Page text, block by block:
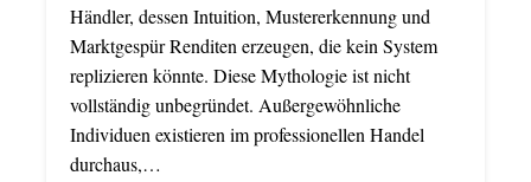
Händler, dessen Intuition, Mustererkennung und
Marktgespür Renditen erzeugen, die kein System
replizieren könnte. Diese Mythologie ist nicht
vollständig unbegründet. Außergewöhnliche
Individuen existieren im professionellen Handel
durchaus,…